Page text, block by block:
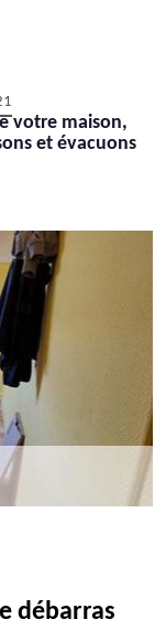
votre maison,
et évacuons
débarras